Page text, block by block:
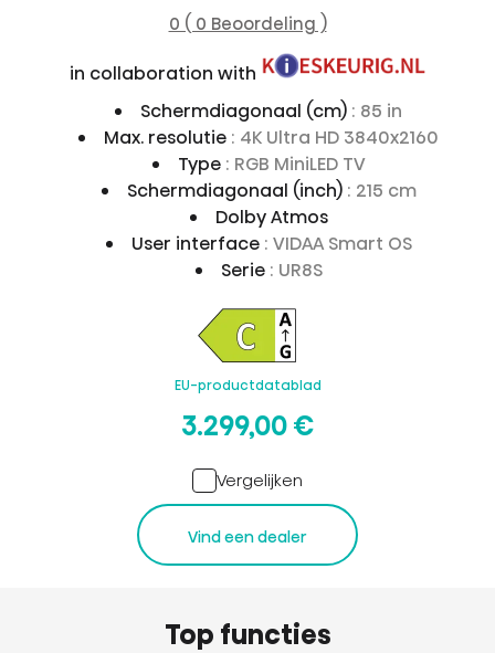
0 ( 0 Beoordeling )
in collaboration with
Schermdiagonaal (cm) : 85 in
Max. resolutie : 4K Ultra HD 3840x2160
Type : RGB MiniLED TV
Schermdiagonaal (inch) : 215 cm
Dolby Atmos
User interface : VIDAA Smart OS
Serie : UR8S
EU-productdatablad
3.299,00 €
Vergelijken
Vind een dealer
Top functies